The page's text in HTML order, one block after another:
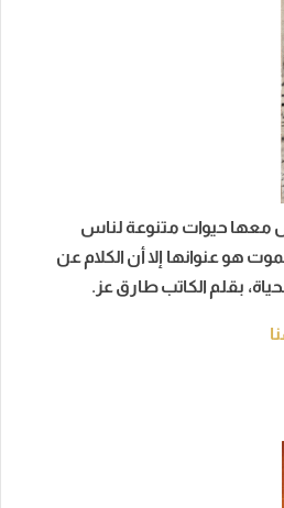
حيوات متنوعة لناس
هو عنوانها إلا أن الكلام عن
بقلم الكاتب طارق عز.